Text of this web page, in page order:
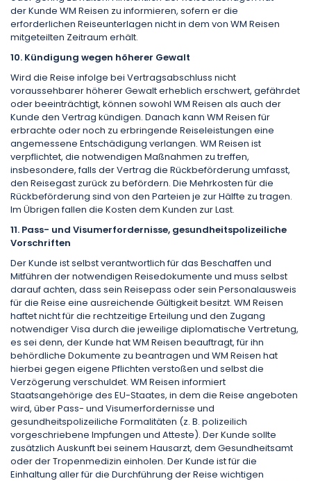
der Kunde WM Reisen zu informieren, sofern er die
erforderlichen Reiseunterlagen nicht in dem von WM Reisen
mitgeteilten Zeitraum erhält.
10. Kündigung wegen höherer Gewalt
Wird die Reise infolge bei Vertragsabschluss nicht
voraussehbarer höherer Gewalt erheblich erschwert, gefährdet
oder beeinträchtigt, können sowohl WM Reisen als auch der
Kunde den Vertrag kündigen. Danach kann WM Reisen für
erbrachte oder noch zu erbringende Reiseleistungen eine
angemessene Entschädigung verlangen. WM Reisen ist
verpflichtet, die notwendigen Maßnahmen zu treffen,
insbesondere, falls der Vertrag die Rückbeförderung umfasst,
den Reisegast zurück zu befördern. Die Mehrkosten für die
Rückbeförderung sind von den Parteien je zur Hälfte zu tragen.
Im Übrigen fallen die Kosten dem Kunden zur Last.
11. Pass- und Visumerfordernisse, gesundheitspolizeiliche
Vorschriften
Der Kunde ist selbst verantwortlich für das Beschaffen und
Mitführen der notwendigen Reisedokumente und muss selbst
darauf achten, dass sein Reisepass oder sein Personalausweis
für die Reise eine ausreichende Gültigkeit besitzt. WM Reisen
haftet nicht für die rechtzeitige Erteilung und den Zugang
notwendiger Visa durch die jeweilige diplomatische Vertretung,
es sei denn, der Kunde hat WM Reisen beauftragt, für ihn
behördliche Dokumente zu beantragen und WM Reisen hat
hierbei gegen eigene Pflichten verstoßen und selbst die
Verzögerung verschuldet. WM Reisen informiert
Staatsangehörige des EU-Staates, in dem die Reise angeboten
wird, über Pass- und Visumerfordernisse und
gesundheitspolizeiliche Formalitäten (z. B. polizeilich
vorgeschriebene Impfungen und Atteste). Der Kunde sollte
zusätzlich Auskunft bei seinem Hausarzt, dem Gesundheitsamt
oder der Tropenmedizin einholen. Der Kunde ist für die
Einhaltung aller für die Durchführung der Reise wichtigen